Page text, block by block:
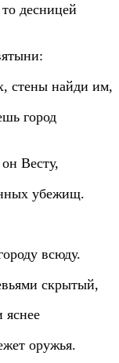
десницей
стены найди им,
город
Весту,
убежищ.
всюду.
скрытый,
яснее
оружья.